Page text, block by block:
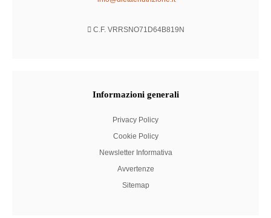
C.F. VRRSNO71D64B819N
Informazioni generali
Privacy Policy
Cookie Policy
Newsletter Informativa
Avvertenze
Sitemap